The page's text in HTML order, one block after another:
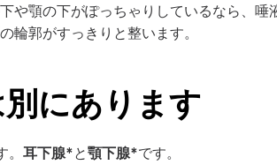
や顎の下がぽっちゃりしているなら、
輪郭がすっきりと整います。
にあります
耳下腺*と顎下腺*です。